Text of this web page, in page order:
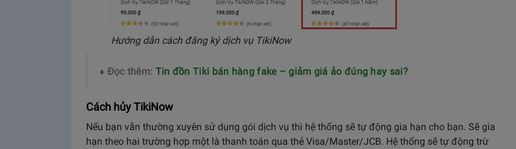
Hướng dẫn cách đăng ký dịch vụ TikiNow
♦ Đọc thêm: Tin đồn Tiki bán hàng fake – giảm giá ảo đúng hay sai?
Cách hủy TikiNow
Nếu bạn vẫn thường xuyên sử dụng gói dịch vụ thì hệ thống sẽ tự động gia hạn cho bạn. Sẽ gia
hạn theo hai trường hợp một là thanh toán qua thẻ Visa/Master/JCB. Hệ thống sẽ tự động trừ